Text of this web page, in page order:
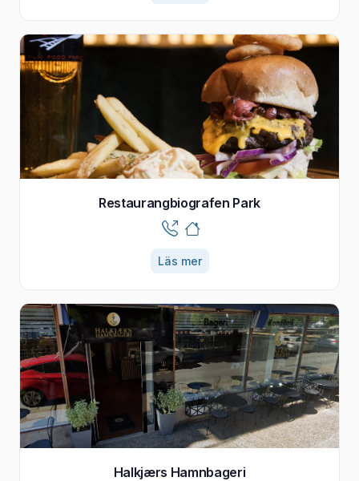
Restaurangbiografen Park
Läs mer
Halkjærs Hamnbageri